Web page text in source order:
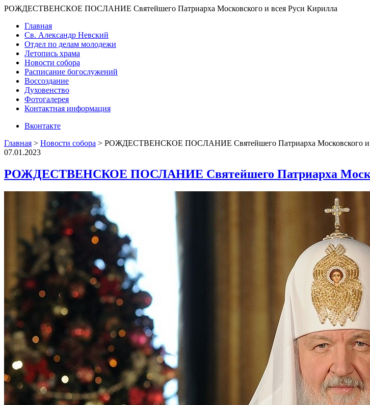
РОЖДЕСТВЕНСКОЕ ПОСЛАНИЕ Святейшего Патриарха Московского и всея Руси Кирилла
Главная
Св. Александр Невский
Отдел по делам молодежи
Летопись храма
Новости собора
Расписание богослужений
Воссоздание
Духовенство
Фотогалерея
Контактная информация
Вконтакте
Главная > Новости собора > РОЖДЕСТВЕНСКОЕ ПОСЛАНИЕ Святейшего Патриарха Московского и
07.01.2023
РОЖДЕСТВЕНСКОЕ ПОСЛАНИЕ Святейшего Патриарха